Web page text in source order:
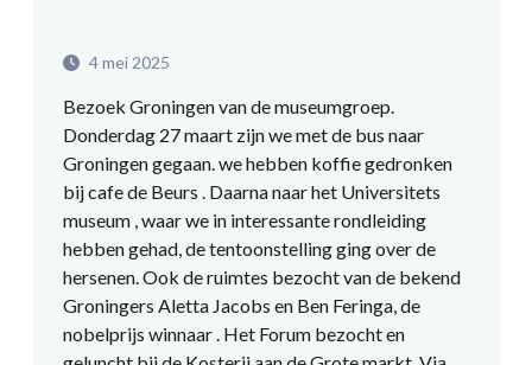
4 mei 2025
Bezoek Groningen van de museumgroep.
Donderdag 27 maart zijn we met de bus naar
Groningen gegaan. we hebben koffie gedronken
bij cafe de Beurs . Daarna naar het Universitets
museum , waar we in interessante rondleiding
hebben gehad, de tentoonstelling ging over de
hersenen. Ook de ruimtes bezocht van de bekend
Groningers Aletta Jacobs en Ben Feringa, de
nobelprijs winnaar . Het Forum bezocht en